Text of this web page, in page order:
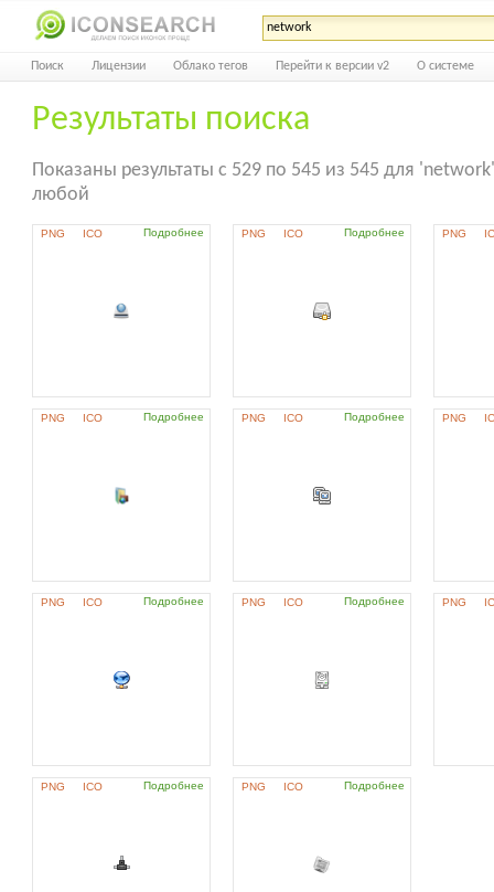
Поиск Лицензии Облако тегов Перейти к версии v2 О системе
Результаты поиска
Показаны результаты с 529 по 545 из 545 для
любой
PNG ICO Подробнее PNG ICO Подробнее PNG
PNG ICO Подробнее PNG ICO Подробнее PNG
PNG ICO Подробнее PNG ICO Подробнее PNG
PNG ICO Подробнее PNG ICO Подробнее